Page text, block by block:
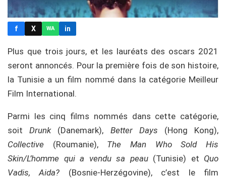
f X WA in
Plus que trois jours, et les lauréats des oscars 2021
seront annoncés. Pour la première fois de son histoire,
la Tunisie a un film nommé dans la catégorie Meilleur
Film International.
Parmi les cinq films nommés dans cette catégorie,
soitDrunk(Danemark), Better Days (Hong Kong),
Collective (Roumanie), The Man Who Sold His
Skin/L’homme qui a vendu sa peau(Tunisie) et Quo
Vadis, Aida? (Bosnie-Herzégovine), c’est le film